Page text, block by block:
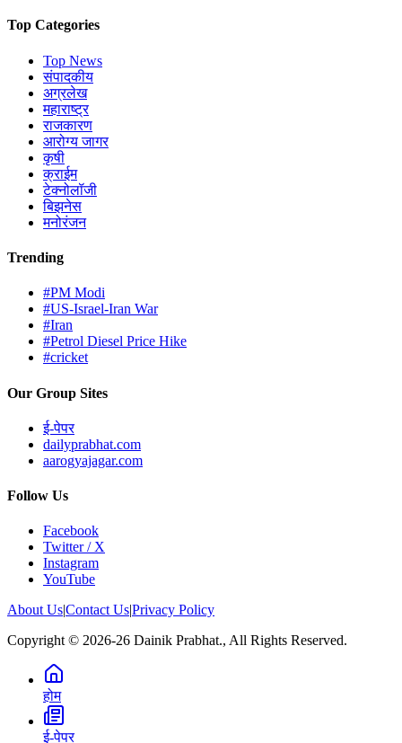
Top Categories
Top News
संपादकीय
अग्रलेख
महाराष्ट्र
राजकारण
आरोग्य जागर
कृषी
क्राईम
टेक्नोलॉजी
बिझनेस
मनोरंजन
Trending
#PM Modi
#US-Israel-Iran War
#Iran
#Petrol Diesel Price Hike
#cricket
Our Group Sites
ई-पेपर
dailyprabhat.com
aarogyajagar.com
Follow Us
Facebook
Twitter / X
Instagram
YouTube
About Us|Contact Us|Privacy Policy
Copyright © 2026-26 Dainik Prabhat., All Rights Reserved.
होम
ई-पेपर